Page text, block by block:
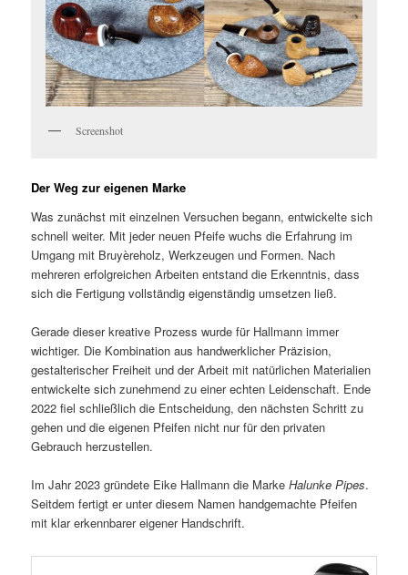
Screenshot
Der Weg zur eigenen Marke
Was zunächst mit einzelnen Versuchen begann, entwickelte sich
schnell weiter. Mit jeder neuen Pfeife wuchs die Erfahrung im
Umgang mit Bruyèreholz, Werkzeugen und Formen. Nach
mehreren erfolgreichen Arbeiten entstand die Erkenntnis, dass
sich die Fertigung vollständig eigenständig umsetzen ließ.
Gerade dieser kreative Prozess wurde für Hallmann immer
wichtiger. Die Kombination aus handwerklicher Präzision,
gestalterischer Freiheit und der Arbeit mit natürlichen Materialien
entwickelte sich zunehmend zu einer echten Leidenschaft. Ende
2022 fiel schließlich die Entscheidung, den nächsten Schritt zu
gehen und die eigenen Pfeifen nicht nur für den privaten
Gebrauch herzustellen.
Im Jahr 2023 gründete Eike Hallmann die MarkeHalunke Pipes.
Seitdem fertigt er unter diesem Namen handgemachte Pfeifen
mit klar erkennbarer eigener Handschrift.